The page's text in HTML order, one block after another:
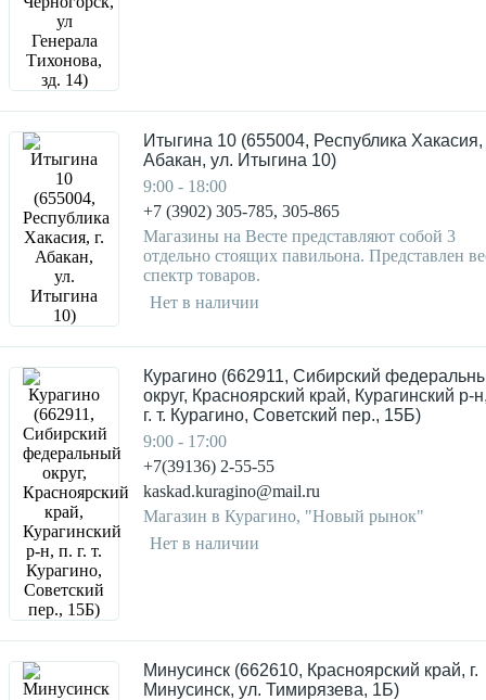
Итыгина 10 (655004, Республика Хакасия,
Абакан, ул. Итыгина 10)
9:00 - 18:00
+7 (3902) 305-785, 305-865
Магазины на Весте представляют собой 3
отдельно стоящих павильона. Представлен
спектр товаров.
Нет в наличии
Курагино (662911, Сибирский
округ, Красноярский край, Курагинский р-
г. т. Курагино, Советский пер., 15Б)
9:00 - 17:00
+7(39136) 2-55-55
kaskad.kuragino@mail.ru
Магазин в Курагино, "Новый рынок"
Нет в наличии
Минусинск (662610, Красноярский край, г.
Минусинск, ул. Тимирязева, 1Б)